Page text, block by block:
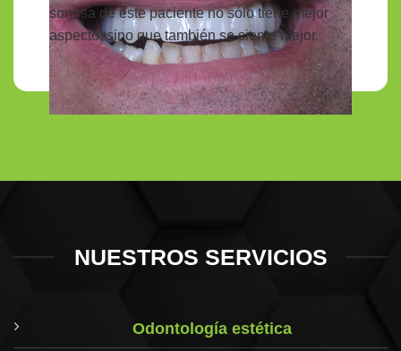
sonrisa de este paciente no sólo tiene mejor
aspecto, sino que también se siente mejor.
NUESTROS SERVICIOS
Odontología estética